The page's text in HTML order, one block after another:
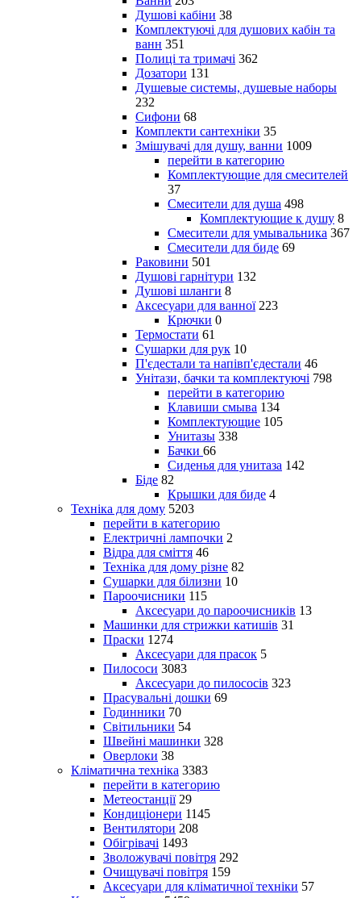
Душові кабіни 38
Комплектуючі для душових кабін та
ванн 351
Полиці та тримачі 362
Дозатори 131
Душевые системы, душевые наборы
232
Сифони 68
Комплекти сантехніки 35
Змішувачі для душу, ванни 1009
перейти в категорию
Комплектующие для смесителей
37
Смесители для душа 498
Комплектующие к душу 8
Смесители для умывальника 367
Смесители для биде 69
Раковини 501
Душові гарнітури 132
Душові шланги 8
Аксесуари для ванної 223
Крючки 0
Термостати 61
Сушарки для рук 10
П'єдестали та напівп'єдестали 46
Унітази, бачки та комплектуючі 798
перейти в категорию
Клавиши смыва 134
Комплектующие 105
Унитазы 338
Бачки 66
Сиденья для унитаза 142
Біде 82
Крышки для биде 4
Техніка для дому 5203
перейти в категорию
Електричні лампочки 2
Відра для сміття 46
Техніка для дому різне 82
Сушарки для білизни 10
Пароочисники 115
Аксесуари до пароочисників 13
Машинки для стрижки катишів 31
Праски 1274
Аксесуари для прасок 5
Пилососи 3083
Аксесуари до пилососів 323
Прасувальні дошки 69
Годинники 70
Світильники 54
Швейні машинки 328
Оверлоки 38
Кліматична техніка 3383
перейти в категорию
Метеостанції 29
Кондиціонери 1145
Вентилятори 208
Обігрівачі 1493
Зволожувачі повітря 292
Очищувачі повітря 159
Аксесуари для кліматичної техніки 57